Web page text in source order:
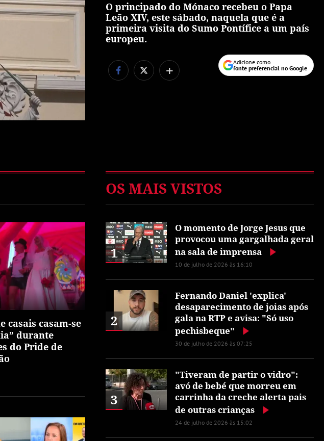
O principado do Mónaco recebeu o Papa
Leão XIV, este sábado, naquela que é a
primeira visita do Sumo Pontífice a um país
europeu.
+
Adicione como
fonte preferencial no Google
casais casam-se
durante
do Pride de
OS MAIS VISTOS
1
O momento de Jorge Jesus que
provocou uma gargalhada geral
na sala de imprensa
10 de julho de 2026 às 16:10
2
Fernando Daniel 'explica'
desaparecimento de joias após
gala na RTP e avisa: "Só uso
pechisbeque"
30 de julho de 2026 às 07:25
3
"Tiveram de partir o vidro":
avó de bebé que morreu em
carrinha da creche alerta pais
de outras crianças
24 de julho de 2026 às 15:02